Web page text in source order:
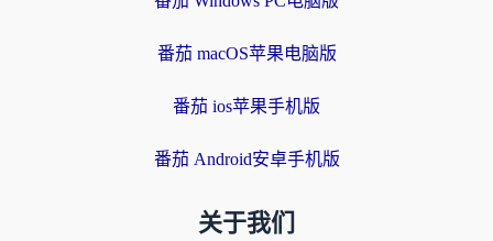
番茄 macOS苹果电脑版
番茄 ios苹果手机版
番茄 Android安卓手机版
关于我们